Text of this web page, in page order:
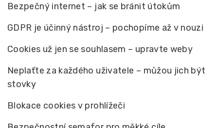
Bezpečný internet – jak se bránit útokům
GDPR je účinný nástroj – pochopíme až v nouzi
Cookies už jen se souhlasem – upravte weby
Neplaťte za každého uživatele – můžou jich být
stovky
Blokace cookies v prohlížeči